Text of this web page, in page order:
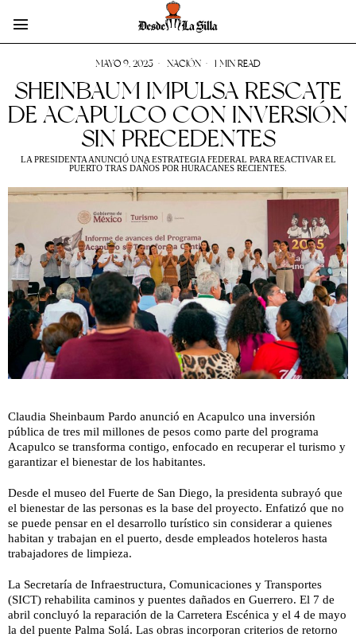
MAYO 9, 2025 NACIÓN 1 MIN READ
SHEINBAUM IMPULSA RESCATE
DE ACAPULCO CON INVERSIÓN
SIN PRECEDENTES
LA PRESIDENTA ANUNCIÓ UNA ESTRATEGIA FEDERAL PARA REACTIVAR EL
PUERTO TRAS DAÑOS POR HURACANES RECIENTES.
Claudia Sheinbaum Pardo anunció en Acapulco una inversión
pública de tres mil millones de pesos como parte del programa
Acapulco se transforma contigo, enfocado en recuperar el turismo y
garantizar el bienestar de los habitantes.
Desde el museo del Fuerte de San Diego, la presidenta subrayó que
el bienestar de las personas es la base del proyecto. Enfatizó que no
se puede pensar en el desarrollo turístico sin considerar a quienes
habitan y trabajan en el puerto, desde empleados hoteleros hasta
trabajadores de limpieza.
La Secretaría de Infraestructura, Comunicaciones y Transportes
(SICT) rehabilita caminos y puentes dañados en Guerrero. El 7 de
abril concluyó la reparación de la Carretera Escénica y el 4 de mayo
la del puente Palma Solá. Las obras incorporan criterios de retorno